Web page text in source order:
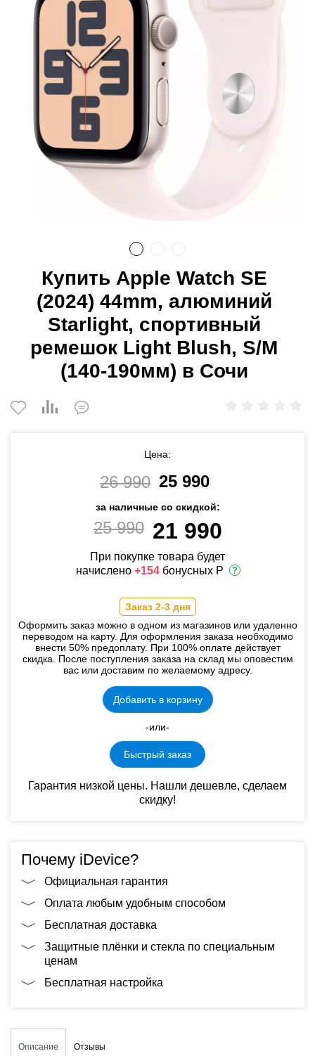
Купить Apple Watch SE
(2024) 44mm, алюминий
Starlight, спортивный
ремешок Light Blush, S/M
(140-190мм) в Сочи
Цена:
26 990 25 990
за наличные со скидкой:
25 990 21 990
При покупке товара будет
начислено +154 бонусных Р
Заказ 2-3 дня
Оформить заказ можно в одном из магазинов или удаленно
переводом на карту. Для оформления заказа необходимо
внести 50% предоплату. При 100% оплате действует
скидка. После поступления заказа на склад мы оповестим
вас или доставим по желаемому адресу.
Добавить в корзину
-или-
Быстрый заказ
Гарантия низкой цены. Нашли дешевле, сделаем
скидку!
Почему iDevice?
Официальная гарантия
Оплата любым удобным способом
Бесплатная доставка
Защитные плёнки и стекла по специальным
ценам
Бесплатная настройка
Описание Отзывы